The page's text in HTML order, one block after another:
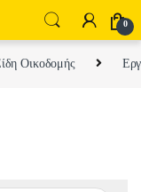
0
Οικοδομής